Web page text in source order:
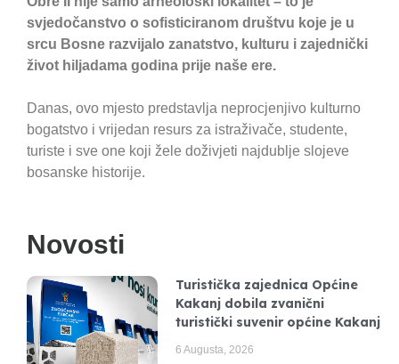
svjedočanstvo o sofisticiranom društvu koje je u
srcu Bosne razvijalo zanatstvo, kulturu i zajednički
život hiljadama godina prije naše ere.
Danas, ovo mjesto predstavlja neprocjenjivo kulturno
bogatstvo i vrijedan resurs za istraživače, studente,
turiste i sve one koji žele doživjeti najdublje slojeve
bosanske historije.
Novosti
Turistička zajednica Općine
Kakanj dobila zvanični
turistički suvenir općine Kakanj
6 Augusta, 2026